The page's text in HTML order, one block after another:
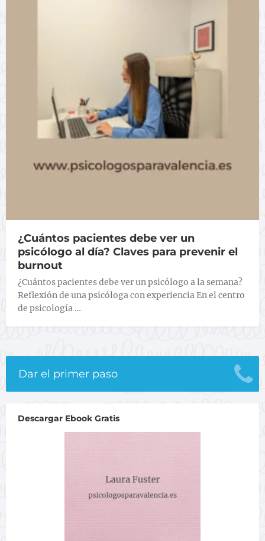
¿Cuántos pacientes debe ver un
psicólogo al día? Claves para prevenir el
burnout
¿Cuántos pacientes debe ver un psicólogo a la semana?
Reflexión de una psicóloga con experiencia En el centro
de psicología …
Dar el primer paso
Descargar Ebook Gratis